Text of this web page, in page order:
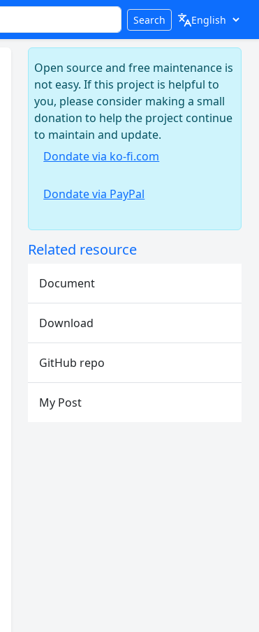
Search
Open source and free maintenance is
not easy. If this project is helpful to
you, please consider making a small
donation to help the project continue
to maintain and update.
Dondate via ko-fi.com
Dondate via PayPal
Related resource
Document
Download
GitHub repo
My Post